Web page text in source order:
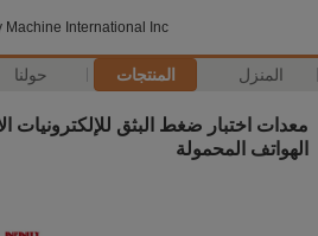
Machine International Inc.
المنزل المنتجات حولنا
معدات اختبار ضغط البثق للإلكترونيات
الهواتف المحمولة